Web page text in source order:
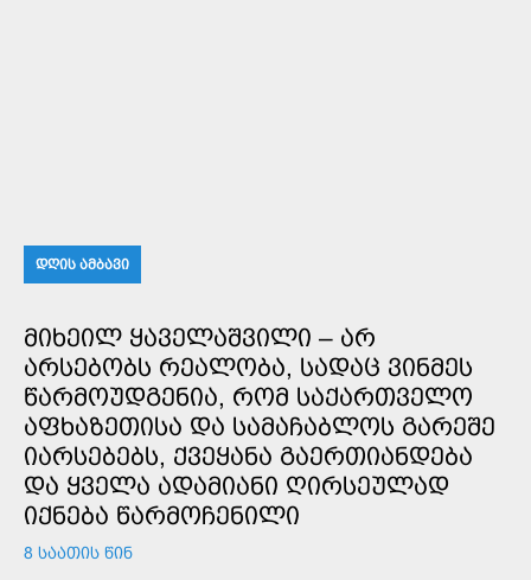
ᲓᲦᲘᲡ ᲐᲛᲑᲐᲕᲘ
ᲛᲘᲮᲔᲘᲚ ᲧᲐᲕᲔᲚᲐᲨᲕᲘᲚᲘ – ᲐᲠ
ᲐᲠᲡᲔᲑᲝᲑᲡ ᲠᲔᲐᲚᲝᲑᲐ, ᲡᲐᲓᲐᲪ ᲕᲘᲜᲛᲔᲡ
ᲬᲐᲠᲛᲝᲣᲓᲒᲔᲜᲘᲐ, ᲠᲝᲛ ᲡᲐᲥᲐᲠᲗᲕᲔᲚᲝ
ᲐᲤᲮᲐᲖᲔᲗᲘᲡᲐ ᲓᲐ ᲡᲐᲛᲐᲩᲐᲑᲚᲝᲡ ᲒᲐᲠᲔᲨᲔ
ᲘᲐᲠᲡᲔᲑᲔᲑᲡ, ᲥᲕᲔᲧᲐᲜᲐ ᲒᲐᲔᲠᲗᲘᲐᲜᲓᲔᲑᲐ
ᲓᲐ ᲧᲕᲔᲚᲐ ᲐᲓᲐᲛᲘᲐᲜᲘ ᲦᲘᲠᲡᲔᲣᲚᲐᲓ
ᲘᲥᲜᲔᲑᲐ ᲬᲐᲠᲛᲝᲩᲔᲜᲘᲚᲘ
8 ᲡᲐᲐᲗᲘᲡ ᲬᲘᲜ